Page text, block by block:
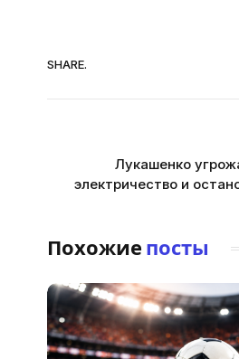
SHARE.
Лукашенко
электричество и
Похожие посты